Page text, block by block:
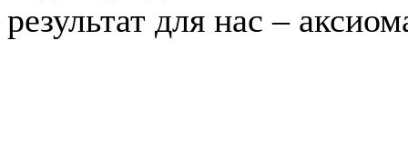
результат для нас –